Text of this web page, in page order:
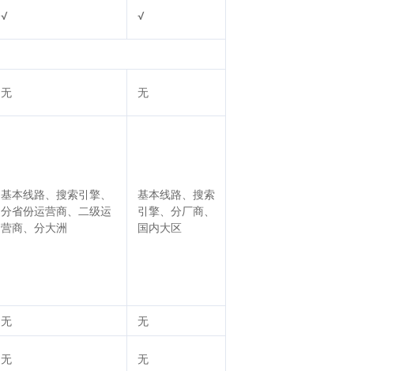
√ √
无 无
基本线路、搜索引擎、
分省份运营商、二级运
营商、分大洲
基本线路、搜索
引擎、分厂商、
国内大区
无 无
无 无